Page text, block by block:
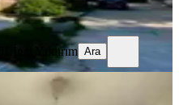
İnci Yıldırım Ara
İstiklal